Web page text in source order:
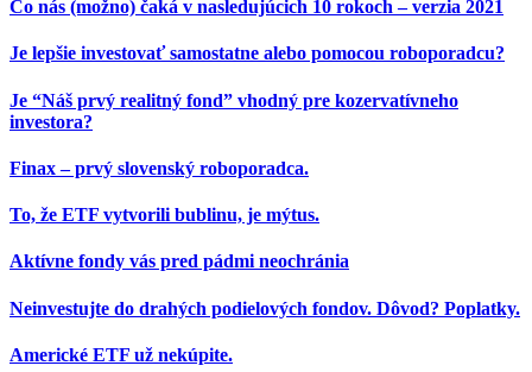
Čo nás (možno) čaká v nasledujúcich 10 rokoch – verzia 2021
Je lepšie investovať samostatne alebo pomocou roboporadcu?
Je “Náš prvý realitný fond” vhodný pre kozervatívneho
investora?
Finax – prvý slovenský roboporadca.
To, že ETF vytvorili bublinu, je mýtus.
Aktívne fondy vás pred pádmi neochránia
Neinvestujte do drahých podielových fondov. Dôvod? Poplatky.
Americké ETF už nekúpite.